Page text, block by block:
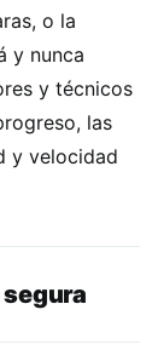
o la
y nunca
y técnicos
las
y velocidad
segura